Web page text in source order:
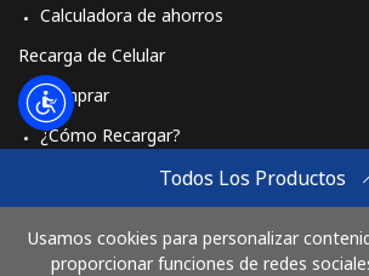
Todos Los Productos
Usamos cookies para personalizar
proporcionar funciones de redes
Calculadora de ahorros
Recarga de Celular
Comprar
¿Cómo Recargar?
Comprar
Cómo funciona